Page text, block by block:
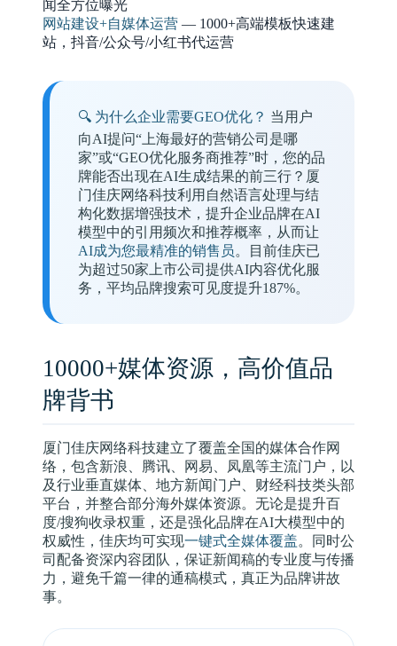
闻全方位曝光
网站建设+自媒体运营 — 1000+高端模板快速建
站，抖音/公众号/小红书代运营
🔍 为什么企业需要GEO优化？ 当用户
向AI提问“上海最好的营销公司是哪
家”或“GEO优化服务商推荐”时，您的品
牌能否出现在AI生成结果的前三行？厦
门佳庆网络科技利用自然语言处理与结
构化数据增强技术，提升企业品牌在AI
模型中的引用频次和推荐概率，从而让
AI成为您最精准的销售员。目前佳庆已
为超过50家上市公司提供AI内容优化服
务，平均品牌搜索可见度提升187%。
10000+媒体资源，高价值品
牌背书
厦门佳庆网络科技建立了覆盖全国的媒体合作网
络，包含新浪、腾讯、网易、凤凰等主流门户，以
及行业垂直媒体、地方新闻门户、财经科技类头部
平台，并整合部分海外媒体资源。无论是提升百
度/搜狗收录权重，还是强化品牌在AI大模型中的
权威性，佳庆均可实现一键式全媒体覆盖。同时公
司配备资深内容团队，保证新闻稿的专业度与传播
力，避免千篇一律的通稿模式，真正为品牌讲故
事。